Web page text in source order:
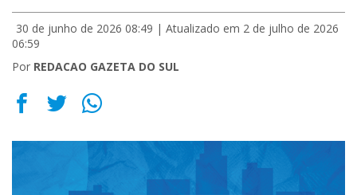
30 de junho de 2026 08:49 | Atualizado em 2 de julho de 2026
06:59
Por REDACAO GAZETA DO SUL